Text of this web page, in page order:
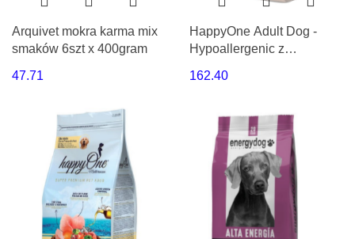
Arquivet mokra karma mix
smaków 6szt x 400gram
47.71
HappyOne Adult Dog -
Hypoallergenic z
162.40